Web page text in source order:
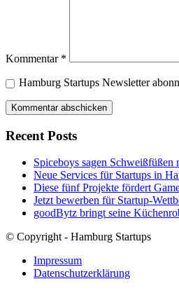
Kommentar *
Hamburg Startups Newsletter
Recent Posts
Spiceboys sagen
Neue Services für Startups in
Diese fünf Projekte fördert
Jetzt bewerben für Startup-
goodBytz bringt seine
© Copyright - Hamburg Startups
Impressum
Datenschutzerklärung